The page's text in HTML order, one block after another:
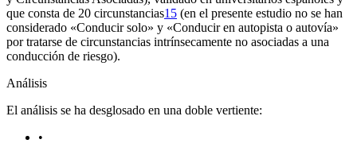
que consta de 20 circunstancias15 (en el presente estudio no se han
considerado «Conducir solo» y «Conducir en autopista o autovía»
por tratarse de circunstancias intrínsecamente no asociadas a una
conducción de riesgo).
Análisis
El análisis se ha desglosado en una doble vertiente:
•